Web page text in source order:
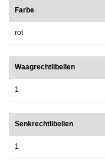
Farbe
rot
Waagrechtlibellen
1
Senkrechtlibellen
1